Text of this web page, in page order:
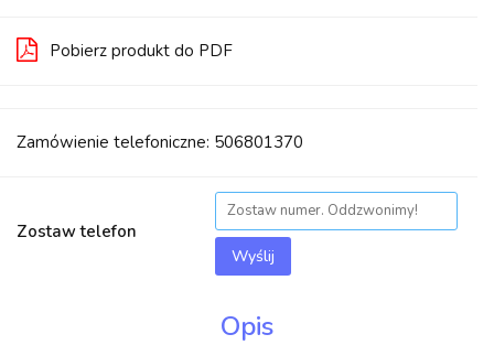
Pobierz produkt do PDF
Zamówienie telefoniczne: 506801370
Zostaw telefon
Wyślij
Opis